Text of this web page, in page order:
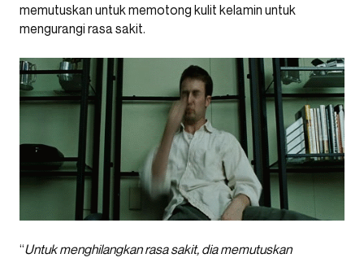
memutuskan untuk memotong kulit kelamin untuk
mengurangi rasa sakit.
“Untuk menghilangkan rasa sakit, dia memutuskan